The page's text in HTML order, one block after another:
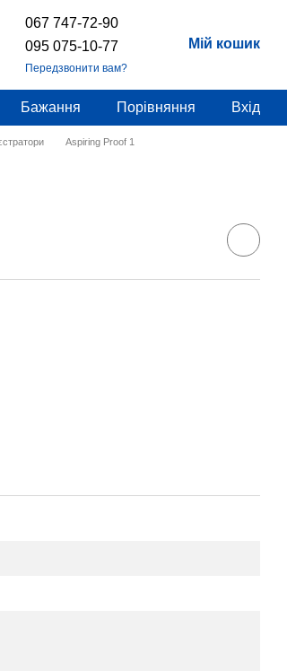
067 747-72-90
095 075-10-77
Передзвонити вам?
Мій кошик
Бажання Порівняння Вхід
Aspiring Proof 1